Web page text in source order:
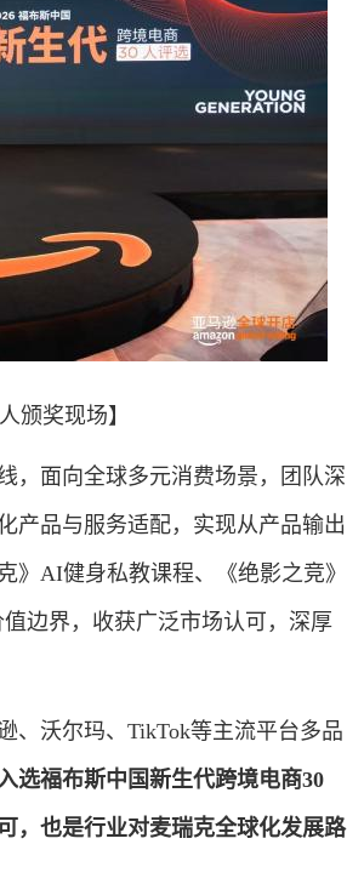
颁奖现场】
面向全球多元消费场景，团队深
产品与服务适配，实现从产品输出
》AI健身私教课程、《绝影之竞》
边界，收获广泛市场认可，深厚
沃尔玛、TikTok等主流平台多品
选福布斯中国新生代跨境电商30
，也是行业对麦瑞克全球化发展路